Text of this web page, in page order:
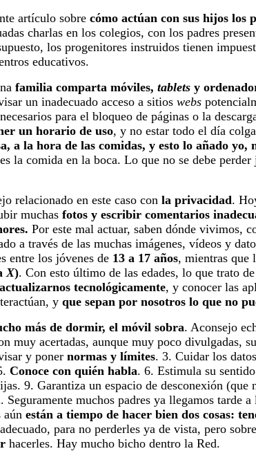
artículo sobre cómo actúan con sus hijos los
charlas en los colegios, con los padres
los progenitores instruidos tienen
educativos.
familia comparta móviles, tablets y
un inadecuado acceso a sitios webs
para el bloqueo de páginas o la
un horario de uso, y no estar todo el día
a la hora de las comidas, y esto lo añado yo,
la comida en la boca. Lo que no se debe
relacionado en este caso con la privacidad.
muchas fotos y escribir comentarios
Por este mal actuar, saben dónde vivimos,
a través de las muchas imágenes, vídeos y
entre los jóvenes de 13 a 17 años, mientras que
X). Con esto último de las edades, lo que trato
tecnológicamente, y conocer las
y que sepan por nosotros lo que no
más de dormir, el móvil sobra. Aconsejo
muy acertadas, aunque muy poco divulgadas,
y poner normas y límites. 3. Cuidar los
Conoce con quién habla. 6. Estimula su
9. Garantiza un espacio de desconexión
muchos padres ya llegamos tarde
aún están a tiempo de hacer bien dos cosas:
para no perderles ya de vista, pero
hacerles. Hay mucho bicho dentro la Red.